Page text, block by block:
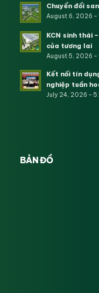
Chuyển đổi
August 6, 2026 -
KCN sinh thái
của tương lai
August 5, 2026 -
Kết nối tín
nghiệp tuần
July 24, 2026 -
BẢN ĐỒ